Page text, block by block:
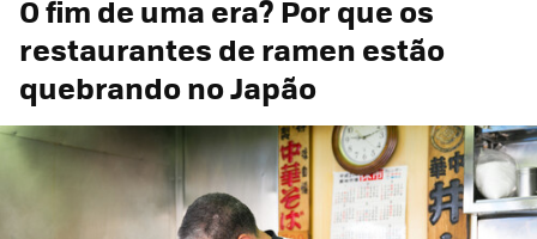
O fim de uma era? Por que os
restaurantes de ramen estão
quebrando no Japão